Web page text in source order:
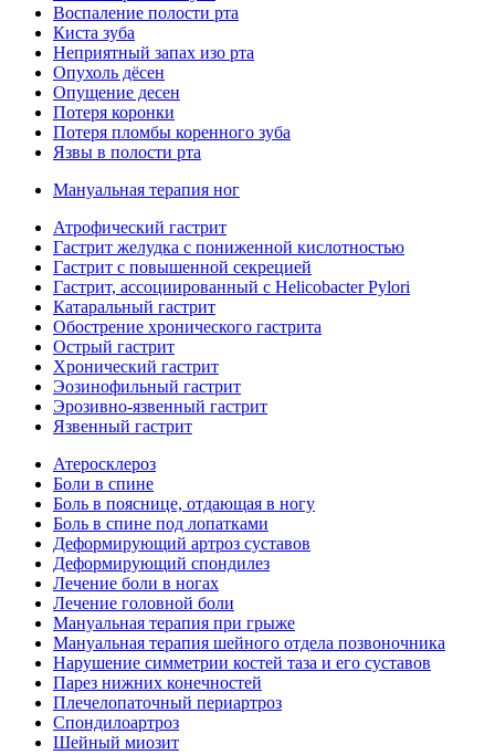
Воспаление полости рта
Киста зуба
Неприятный запах изо рта
Опухоль дёсен
Опущение десен
Потеря коронки
Потеря пломбы коренного зуба
Язвы в полости рта
Мануальная терапия ног
Атрофический гастрит
Гастрит желудка с пониженной кислотностью
Гастрит с повышенной секрецией
Гастрит, ассоциированный с Helicobacter Pylori
Катаральный гастрит
Обострение хронического гастрита
Острый гастрит
Хронический гастрит
Эозинофильный гастрит
Эрозивно-язвенный гастрит
Язвенный гастрит
Атеросклероз
Боли в спине
Боль в пояснице, отдающая в ногу
Боль в спине под лопатками
Деформирующий артроз суставов
Деформирующий спондилез
Лечение боли в ногах
Лечение головной боли
Мануальная терапия при грыже
Мануальная терапия шейного отдела позвоночника
Нарушение симметрии костей таза и его суставов
Парез нижних конечностей
Плечелопаточный периартроз
Спондилоартроз
Шейный миозит